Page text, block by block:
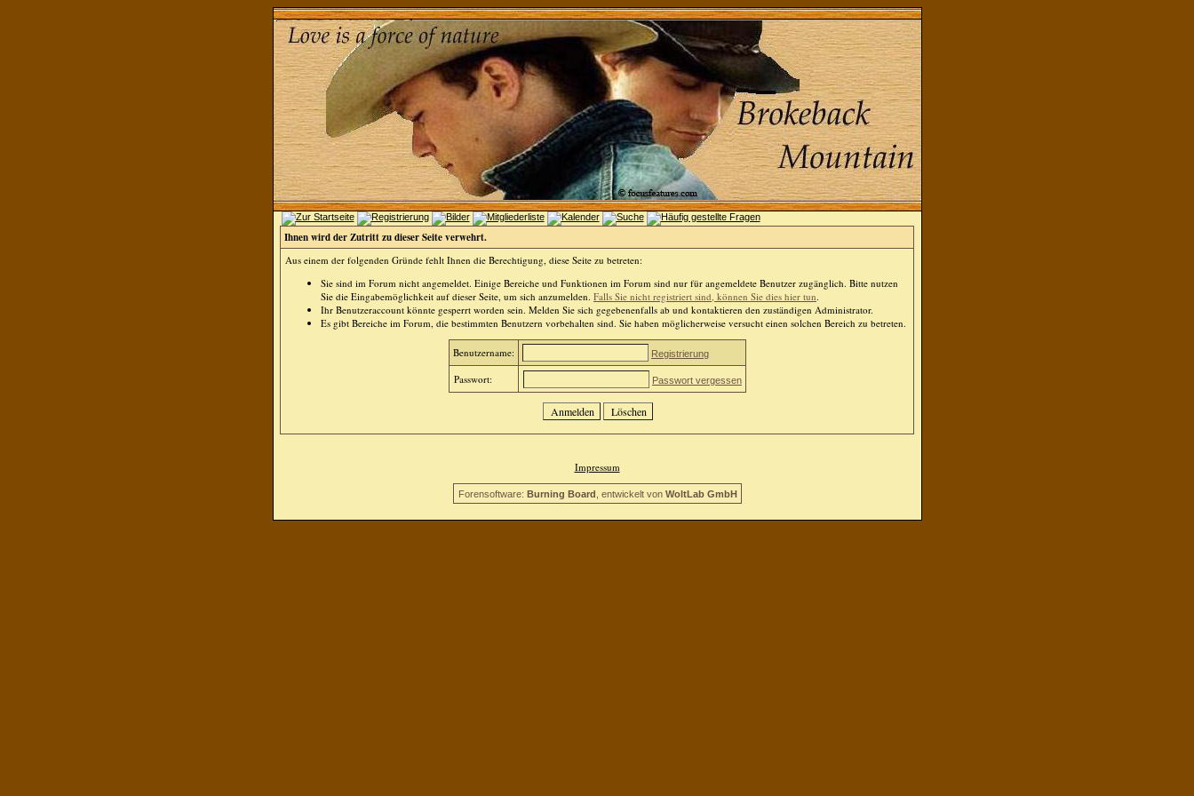
Ihnen wird der Zutritt zu dieser Seite verwehrt.
Aus einem der folgenden Gründe fehlt Ihnen die Berechtigung, diese Seite zu betreten:
Sie sind im Forum nicht angemeldet. Einige Bereiche und Funktionen im Forum sind nur für angemeldete Benutzer zugänglich. Bitte nutzen
Sie die Eingabemöglichkeit auf dieser Seite, um sich anzumelden. Falls Sie nicht registriert sind, können Sie dies hier tun.
Ihr Benutzeraccount könnte gesperrt worden sein. Melden Sie sich gegebenenfalls ab und kontaktieren den zuständigen Administrator.
Es gibt Bereiche im Forum, die bestimmten Benutzern vorbehalten sind. Sie haben möglicherweise versucht einen solchen Bereich zu betreten.
Benutzername: Registrierung
Passwort: Passwort vergessen
Impressum
Forensoftware: Burning Board , entwickelt von WoltLab GmbH